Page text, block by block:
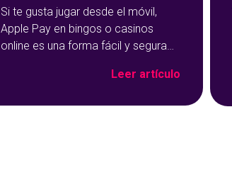
Si te gusta jugar desde el móvil,
Apple Pay en bingos o casinos
online es una forma fácil y segura
método de pago se ha vuelto muy
Leer artículo